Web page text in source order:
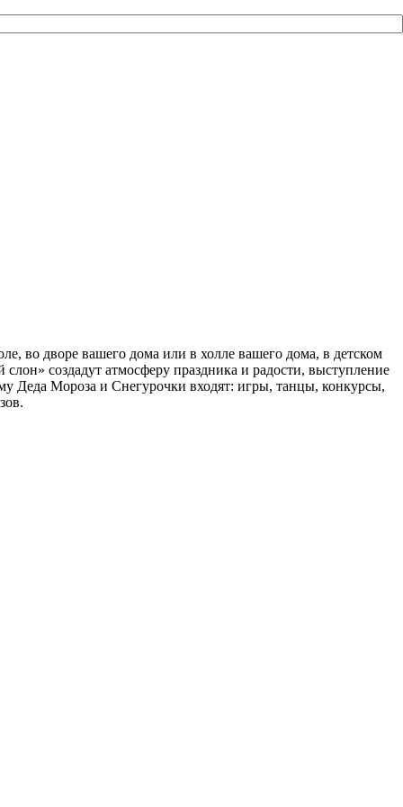
во дворе вашего дома или в холле вашего дома, в детском
создадут атмосферу праздника и радости, выступление
Деда Мороза и Снегурочки входят: игры, танцы, конкурсы,